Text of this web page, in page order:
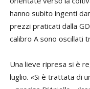
hanno subito ingenti
prezzi praticati dalla
calibro A sono oscillati
Una lieve ripresa si è
luglio. «Si è trattata di